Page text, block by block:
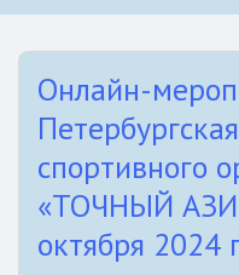
Онлайн-
спортивного
«ТОЧНЫЙ
октября 2024